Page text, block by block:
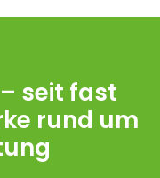
seit fast
rund um